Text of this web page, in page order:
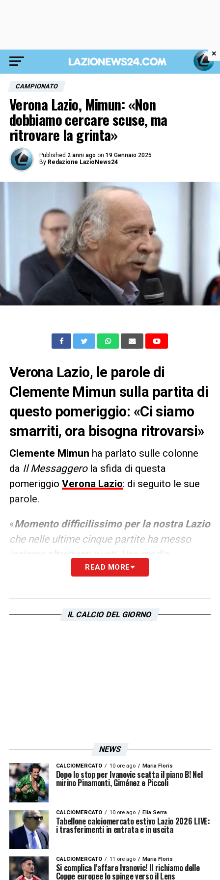
CAMPIONATO
Verona Lazio, Mimun: «Non
dobbiamo cercare scuse, ma
ritrovare la grinta»
Published 2 anni ago on 19 Gennaio 2025
By Redazione LazioNews24
Verona Lazio, le parole di
Clemente Mimun sulla partita di
questo pomeriggio: «Ci siamo
smarriti, ora bisogna ritrovarsi»
Clemente Mimun ha parlato sulle colonne
da Il Messaggerola sfida di questa
pomeriggio Verona Lazio: di seguito le sue
parole.
«Momento difficilissimo per la nostra Lazio
che nelle ultime cinque partite ha messo
insieme altrettanti punti. Una media
insufficiente per una squadra che lotta per la
giocare la Champions.Certo contano
assenze, lungodegenti, panchina corta e
nei match si produce al massimo in una o
due sgroppate. La verità è chei meccanismi
difensivi, Romagnoli compreso, non stanno
funzionando più e che anche Rovella e
Guendouzi paiono giustamente esausti
Contro il Como abbiamo guadagnato un
punto con gli avversari che
tiro a segno contro Provedel . Per fortuna la
loro mira è stata scarsa. Eppure se
READ MORE
IL CALCIO DEL GIORNO
NEWS
CALCIOMERCATO 10 ore ago Maria Floris
Dopo lo stop per Ivanovic scatta il piano B! Nel
mirino Pinamonti, Giménez e Piccoli
CALCIOMERCATO 10 ore ago Elia Serra
Tabellone calciomercato estivo Lazio 2026 LIVE:
i trasferimenti in entrata e in uscita
CALCIOMERCATO 11 ore ago Maria Floris
Si complica l’affare Ivanovic! Il richiamo delle
Coppe europee lo spinge verso il Lens
×